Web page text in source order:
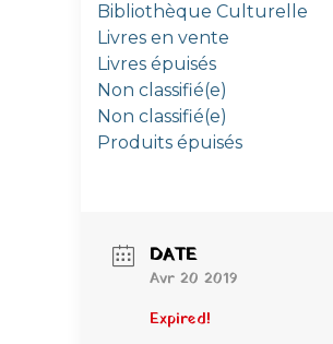
Bibliothèque Culturelle
Livres en vente
Livres épuisés
Non classifié(e)
Non classifié(e)
Produits épuisés
DATE
Avr 20 2019
Expired!